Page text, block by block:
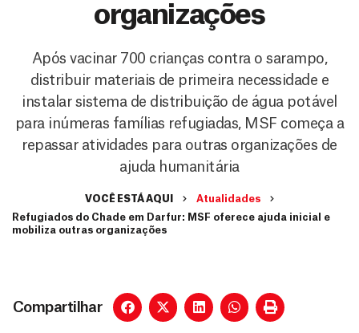
organizações
Após vacinar 700 crianças contra o sarampo,
distribuir materiais de primeira necessidade e
instalar sistema de distribuição de água potável
para inúmeras famílias refugiadas, MSF começa a
repassar atividades para outras organizações de
ajuda humanitária
VOCÊ ESTÁ AQUI
Atualidades
Refugiados do Chade em Darfur: MSF oferece ajuda inicial e
mobiliza outras organizações
Compartilhar